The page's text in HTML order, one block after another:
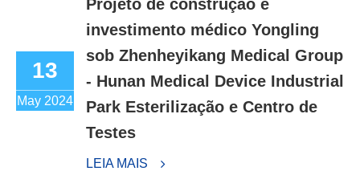
13
May 2024
Projeto de construção e
investimento médico Yongling
sob Zhenheyikang Medical Group
- Hunan Medical Device Industrial
Park Esterilização e Centro de
Testes
LEIA MAIS